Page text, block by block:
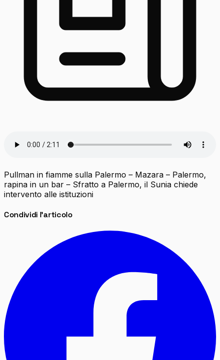
Pullman in fiamme sulla Palermo – Mazara – Palermo,
rapina in un bar – Sfratto a Palermo, il Sunia chiede
intervento alle istituzioni
Condividi l'articolo